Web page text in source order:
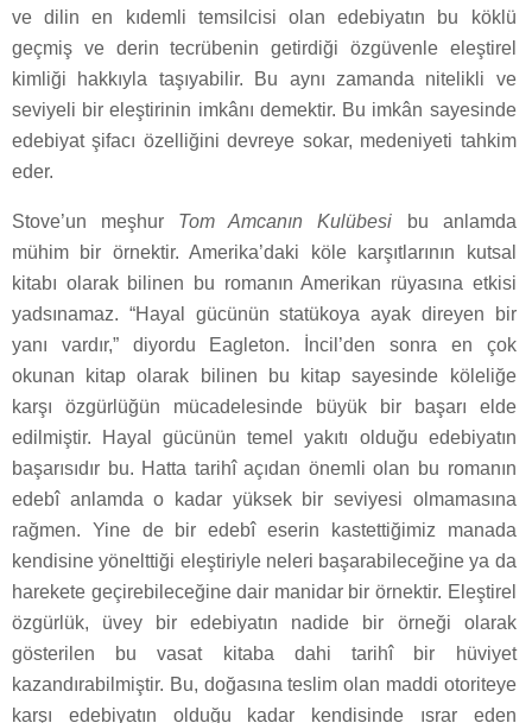
ve dilin en kıdemli temsilcisi olan edebiyatın bu köklü
geçmiş ve derin tecrübenin getirdiği özgüvenle eleştirel
kimliği hakkıyla taşıyabilir. Bu aynı zamanda nitelikli ve
seviyeli bir eleştirinin imkânı demektir. Bu imkân sayesinde
edebiyat şifacı özelliğini devreye sokar, medeniyeti tahkim
eder.
Stove’un meşhur Tom Amcanın Kulübesi bu anlamda
mühim bir örnektir. Amerika’daki köle karşıtlarının kutsal
kitabı olarak bilinen bu romanın Amerikan rüyasına etkisi
yadsınamaz. “Hayal gücünün statükoya ayak direyen bir
yanı vardır,” diyordu Eagleton. İncil’den sonra en çok
okunan kitap olarak bilinen bu kitap sayesinde köleliğe
karşı özgürlüğün mücadelesinde büyük bir başarı elde
edilmiştir. Hayal gücünün temel yakıtı olduğu edebiyatın
başarısıdır bu. Hatta tarihî açıdan önemli olan bu romanın
edebî anlamda o kadar yüksek bir seviyesi olmamasına
rağmen. Yine de bir edebî eserin kastettiğimiz manada
kendisine yönelttiği eleştiriyle neleri başarabileceğine ya da
harekete geçirebileceğine dair manidar bir örnektir. Eleştirel
özgürlük, üvey bir edebiyatın nadide bir örneği olarak
gösterilen bu vasat kitaba dahi tarihî bir hüviyet
kazandırabilmiştir. Bu, doğasına teslim olan maddi otoriteye
karşı edebiyatın olduğu kadar kendisinde ısrar eden